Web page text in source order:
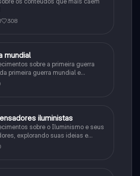
308
mundial
sobre a primeira guerra
primeira guerra mundial e
Primeira Guerra Mundial, fases da
iluministas
sobre o Iluminismo e seus
explorando suas ideias e